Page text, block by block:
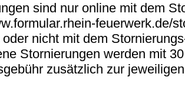
sind nur online mit dem
feuerwerk.de/
nicht mit dem
Stornierungen werden mit
zusätzlich zur